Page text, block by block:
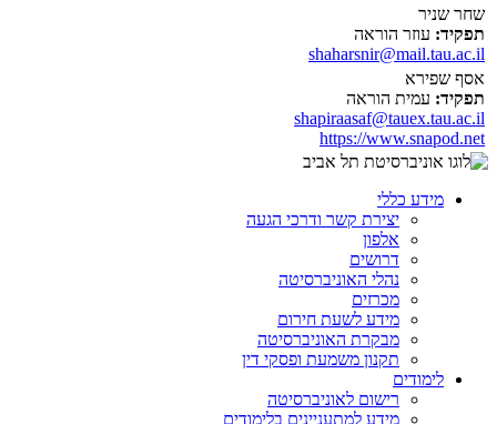
שחר שניר
תפקיד: עוזר הוראה
shaharsnir@mail.tau.ac.il
אסף שפירא
תפקיד: עמית הוראה
shapiraasaf@tauex.tau.ac.il
https://www.snapod.net
מידע כללי
יצירת קשר ודרכי הגעה
אלפון
דרושים
נהלי האוניברסיטה
מכרזים
מידע לשעת חירום
מבקרת האוניברסיטה
תקנון משמעת ופסקי דין
לימודים
רישום לאוניברסיטה
מידע למתעניינים בלימודים